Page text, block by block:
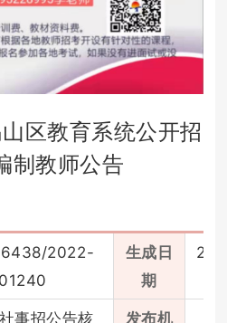
区教育系统公开招
制教师公告
2022-
01240
生成日
期
社事招公告核
发布机